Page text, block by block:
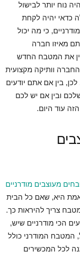
נוח יותר לבישול
כדאי יהיה לקחת
כי מה יכול
מאיזו חברה
את המטבח החדש
וותיקה מקצועית
בין אם אתם יודעים
ובין אם יש לכם
עוד היום.
מעוצבים מודרניים
היא, שאם כל הבית
צריך להיראות כך.
הכי מודרניים שיש,
המטבח המודרני כולל
לכל המכשירים